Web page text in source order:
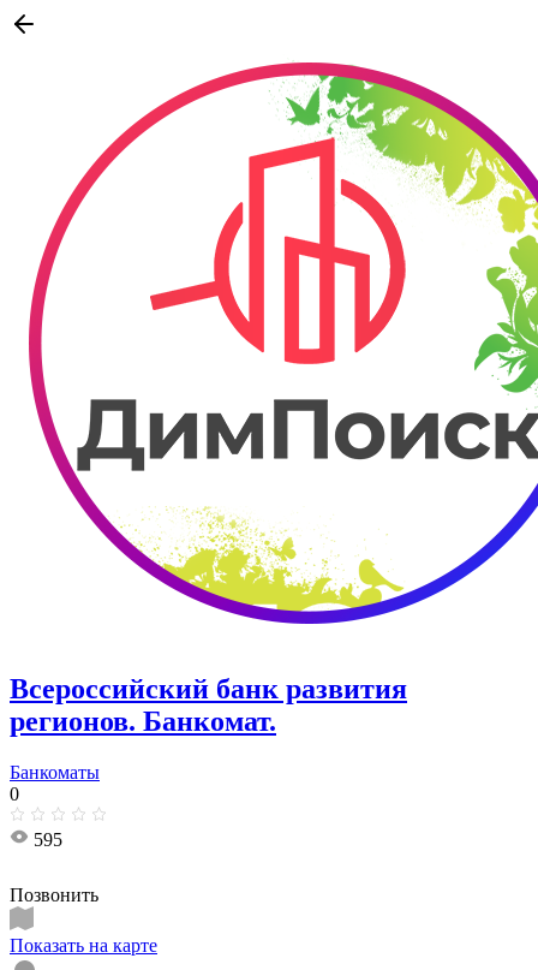
Всероссийский банк развития
регионов. Банкомат.
Банкоматы
0
595
Позвонить
Показать на карте